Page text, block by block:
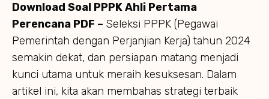
Download Soal PPPK Ahli Pertama
Perencana PDF – Seleksi PPPK (Pegawai
Pemerintah dengan Perjanjian Kerja) tahun 2024
semakin dekat, dan persiapan matang menjadi
kunci utama untuk meraih kesuksesan. Dalam
artikel ini, kita akan membahas strategi terbaik